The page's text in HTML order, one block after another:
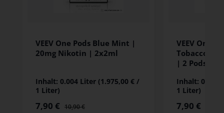
VEEV One Pods Blue Mint |
20mg Nikotin | 2x2ml
Inhalt: 0.004 Liter (1.975,00 € /
1 Liter)
Verkaufspreis:
7,90 € Regulärer Preis:
10,90 €
VEEV One
Tobacco |
| 2 Pods
Inhalt: 0.004
1 Liter)
Verkaufspreis:
7,90 €